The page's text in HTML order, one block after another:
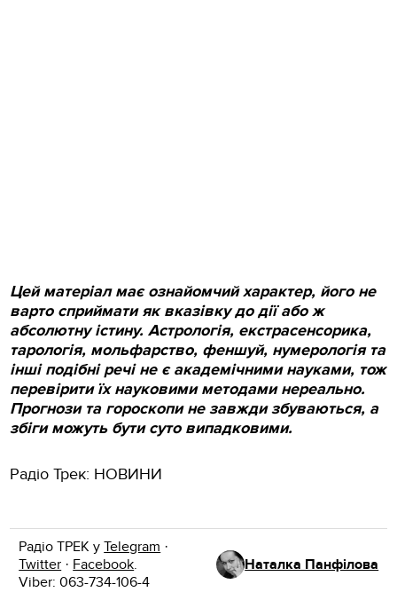
Цей матеріал має ознайомчий характер, його не
вартосприймати як вказівку до дії або ж
абсолютну істину. Астрологія, екстрасенсорика,
тарологія, мольфарство, феншуй, нумерологія та
інші подібні речі не є академічними науками, тож
перевірити їх науковими методами нереально.
Прогнози та гороскопи не завжди збуваються, а
збіги можуть бути суто випадковими.
Радіо Трек: НОВИНИ
Радіо ТРЕК уTelegram ·
Twitter · Facebook.
Viber: 063-734-106-4
Наталка Панфілова